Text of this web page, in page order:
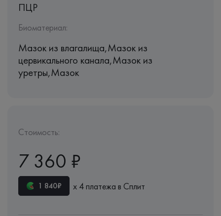
ПЦР
Биоматериал:
Мазок из влагалища,Мазок из
цервикального канала,Мазок из
уретры,Мазок
Стоимость:
7 360 ₽
1 840₽ х 4 платежа в Сплит